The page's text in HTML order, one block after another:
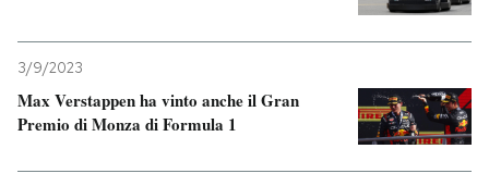
3/9/2023
Max Verstappen ha vinto anche il Gran
Premio di Monza di Formula 1